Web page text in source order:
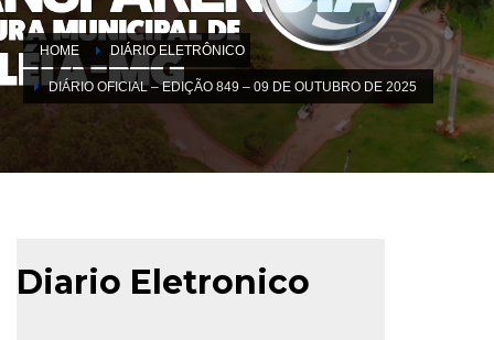
HOME DIÁRIO ELETRÔNICO
DIÁRIO OFICIAL – EDIÇÃO 849 – 09 DE OUTUBRO DE 2025
Diario Eletronico